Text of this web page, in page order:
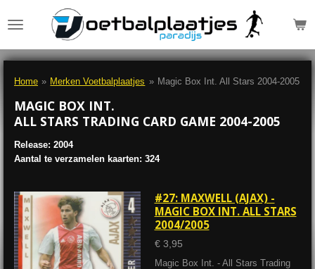
direct
de
Home » Merken Voetbalplaatjes » Magic Box Int. All Stars 2004-2005
MAGIC BOX INT.
ALL STARS TRADING CARD GAME 2004-2005
Release: 2004
Aantal te verzamelen kaarten: 324
#27: MAXWELL (AJAX) -
MAGIC BOX INT. ALL STARS
2004/2005
€ 3,95
Magic Box Int. - All Stars Trading